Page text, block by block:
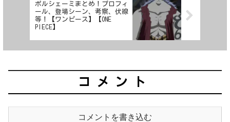
ポルシェーミまとめ！プロフィ
ール、登場シーン、考察、伏線
等！【ワンピース】【ONE
PIECE】
コメント
コメントを書き込む